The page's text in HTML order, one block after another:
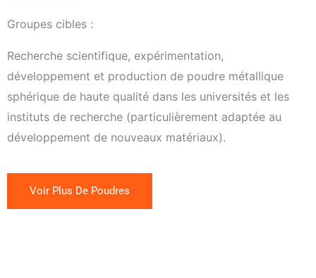
Groupes cibles :
Recherche scientifique, expérimentation,
développement et production de poudre métallique
sphérique de haute qualité dans les universités et les
instituts de recherche (particulièrement adaptée au
développement de nouveaux matériaux).
Voir Plus De Poudres